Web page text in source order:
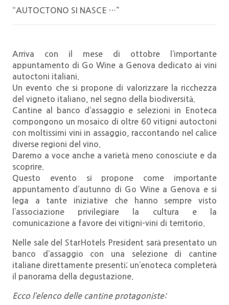
“AUTOCTONO SI NASCE …”
Arriva con il mese di ottobre l’importante
appuntamento di Go Wine a Genova dedicato ai vini
autoctoni italiani.
Un evento che si propone di valorizzare la ricchezza
del vigneto italiano, nel segno della biodiversità.
Cantine al banco d’assaggio e selezioni in Enoteca
compongono un mosaico di oltre 60 vitigni autoctoni
con moltissimi vini in assaggio, raccontando nel calice
diverse regioni del vino.
Daremo a voce anche a varietà meno conosciute e da
scoprire.
Questo evento si propone come importante
appuntamento d’autunno di Go Wine a Genova e si
lega a tante iniziative che hanno sempre visto
l’associazione privilegiare la cultura e la
comunicazione a favore dei vitigni-vini di territorio.
Nelle sale del StarHotels President sarà presentato un
banco d’assaggio con una selezione di cantine
italiane direttamente presenti; un’enoteca completerà
il panorama della degustazione.
Ecco l’elenco delle cantine protagoniste: